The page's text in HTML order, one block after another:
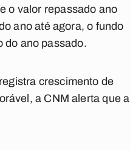
o valor repassado ano
ano até agora, o fundo
do ano passado.
crescimento de
a CNM alerta que a